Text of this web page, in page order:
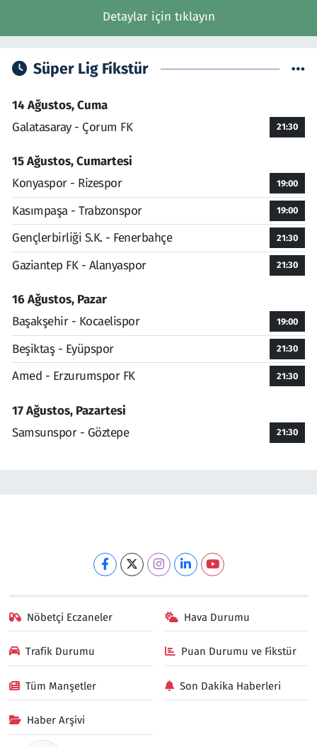
Detaylar için tıklayın
Süper Lig Fikstür
14 Ağustos, Cuma
Galatasaray - Çorum FK
21:30
15 Ağustos, Cumartesi
Konyaspor - Rizespor
19:00
Kasımpaşa - Trabzonspor 19:00
Gençlerbirliği S.K. - Fenerbahçe 21:30
Gaziantep FK - Alanyaspor 21:30
16 Ağustos, Pazar
Başakşehir - Kocaelispor
19:00
Beşiktaş - Eyüpspor 21:30
Amed - Erzurumspor FK 21:30
17 Ağustos, Pazartesi
Samsunspor - Göztepe
21:30
Nöbetçi Eczaneler Hava Durumu
Trafik Durumu Puan Durumu ve Fikstür
Tüm Manşetler Son Dakika Haberleri
Haber Arşivi